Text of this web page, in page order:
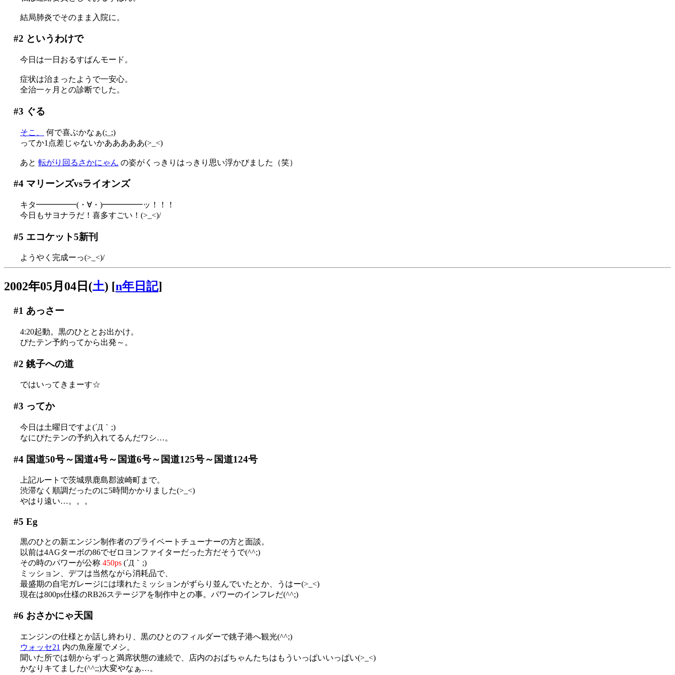
結局肺炎でそのまま入院に。
#2 というわけで
今日は一日おるすばんモード。
症状は治まったようで一安心。
全治一ヶ月との診断でした。
#3 ぐる
そこ、
何で喜ぶかなぁ(;_;)
ってか1点差じゃないかあああああ(>_<)
あと 転がり回るさかにゃん の姿がくっきりはっきり思い浮かびました（笑）
#4マリーンズvsライオンズ
キタ━━━━━(・∀・)━━━━━ッ！！！
今日もサヨナラだ！喜多すごい！(>_<)/
#5 エコケット5新刊
ようやく完成ーっ(>_<)/
2002年05月04日(土) [n年日記]
#1 あっさー
4:20起動。黒のひととお出かけ。
ぴたテン予約ってから出発～。
#2 銚子への道
ではいってきまーす☆
#3 ってか
今日は土曜日ですよ(´Д｀;)
なにぴたテンの予約入れてるんだワシ…。
#4国道50号～国道4号～国道6号～国道125号～国道124号
上記ルートで茨城県鹿島郡波崎町まで。
渋滞なく順調だったのに5時間かかりました(>_<)
やはり遠い…。。。
#5 Eg
黒のひとの新エンジン制作者のプライベートチューナーの方と面談。
以前は4AGターボの86でゼロヨンファイターだった方だそうで(^^;)
その時のパワーが公称 450ps (´Д｀;)
ミッション、デフは当然ながら消耗品で、
最盛期の自宅ガレージには壊れたミッションがずらり並んでいたとか、うはー(>_<)
現在は800ps仕様のRB26ステージアを制作中との事。パワーのインフレだ(^^;)
#6 おさかにゃ天国
エンジンの仕様とか話し終わり、黒のひとのフィルダーで銚子港へ観光(^^;)
ウォッセ21 内の魚座屋でメシ。
聞いた所では朝からずっと満席状態の連続で、店内のおばちゃんたちはもういっぱいいっぱい(>_<)
かなりキてました(^^;;)大変やなぁ…。